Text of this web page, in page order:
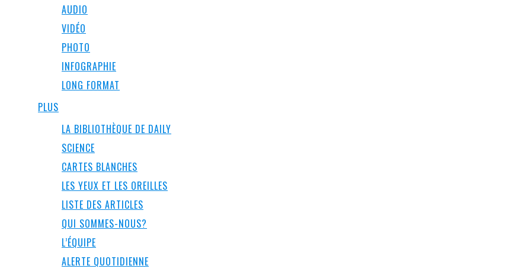
AUDIO
VIDÉO
PHOTO
INFOGRAPHIE
LONG FORMAT
PLUS
LA BIBLIOTHÈQUE DE DAILY
SCIENCE
CARTES BLANCHES
LES YEUX ET LES OREILLES
LISTE DES ARTICLES
QUI SOMMES-NOUS?
L’ÉQUIPE
ALERTE QUOTIDIENNE